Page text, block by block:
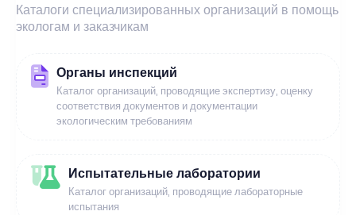
Каталоги специализированных организаций в помощь
экологам и заказчикам
Органы инспекций
Каталог организаций, проводящие экспертизу, оценку
соответствия документов и документации
экологическим требованиям
Испытательные лаборатории
Каталог организаций, проводящие лабораторные
испытания